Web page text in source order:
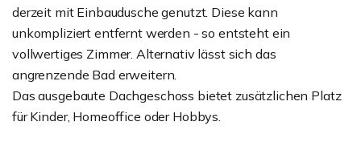
derzeit mit Einbaudusche genutzt. Diese kann
unkompliziert entfernt werden - so entsteht ein
vollwertiges Zimmer. Alternativ lässt sich das
angrenzende Bad erweitern.
Das ausgebaute Dachgeschoss bietet zusätzlichen Platz
für Kinder, Homeoffice oder Hobbys.